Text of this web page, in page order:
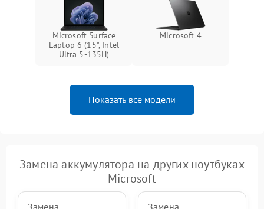
Microsoft Surface
Laptop 6 (15", Intel
Ultra 5-135H)
Microsoft 4
Показать все модели
Замена аккумулятора на других ноутбуках
Microsoft